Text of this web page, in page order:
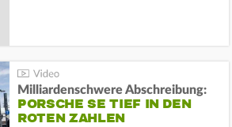
Milliardenschwere Abschreibung:
PORSCHE SE TIEF IN DEN
ROTEN ZAHLEN